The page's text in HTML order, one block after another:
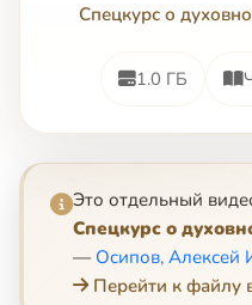
Спецкурс о
1.0 ГБ
Это отдельный
Спецкурс о
— Осипов, Алексей
Перейти к файлу